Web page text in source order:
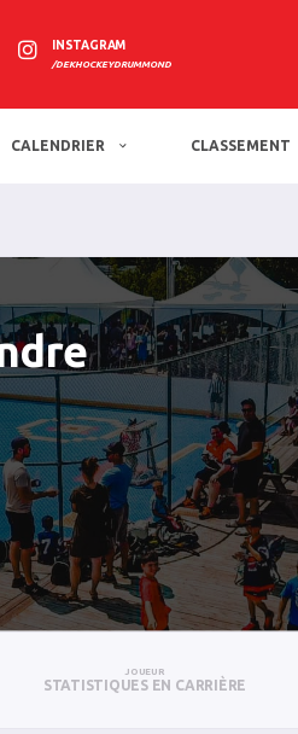
INSTAGRAM
/DEKHOCKEYDRUMMOND
CALENDRIER CLASSEMENT
JOUEUR
STATISTIQUES EN CARRIÈRE